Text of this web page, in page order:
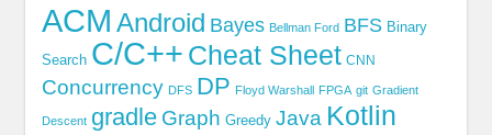
ACM Android Bayes Bellman Ford BFS Binary
Search C/C++ Cheat Sheet CNN
Concurrency DFS DP Floyd Warshall FPGA git Gradient
Descent gradle Graph Greedy Java Kotlin